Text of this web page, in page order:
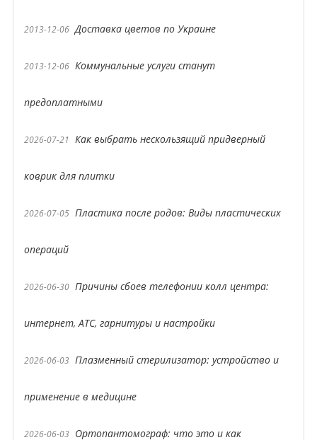
2013-12-06 Доставка цветов по Украине
2013-12-06 Коммунальные услуги станут
предоплатными
2026-07-21 Как выбрать нескользящий придверный
коврик для плитки
2026-07-05 Пластика после родов: Виды пластических
операций
2026-06-30 Причины сбоев телефонии колл центра:
интернет, АТС, гарнитуры и настройки
2026-06-03 Плазменный стерилизатор: устройство и
применение в медицине
2026-06-03 Ортопантомограф: что это и как